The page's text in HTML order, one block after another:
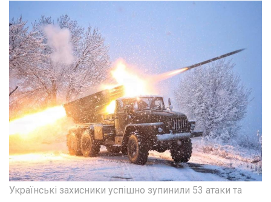
Українські захисники успішно зупинили 53 атаки та